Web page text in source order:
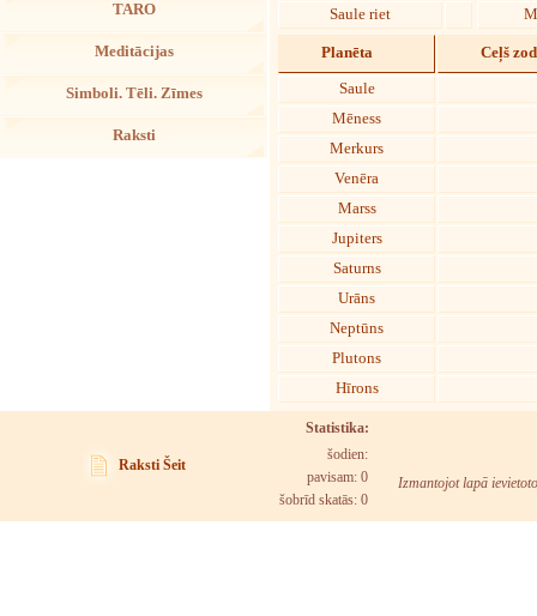
TARO
Meditācijas
Simboli. Tēli. Zīmes
Raksti
Saule riet
Planēta Ceļš
Saule
Mēness
Merkurs
Venēra
Marss
Jupiters
Saturns
Urāns
Neptūns
Plutons
Hīrons
Raksti Šeit
Statistika:
šodien:
pavisam: 0
šobrīd skatās: 0
Izmantojot lapā